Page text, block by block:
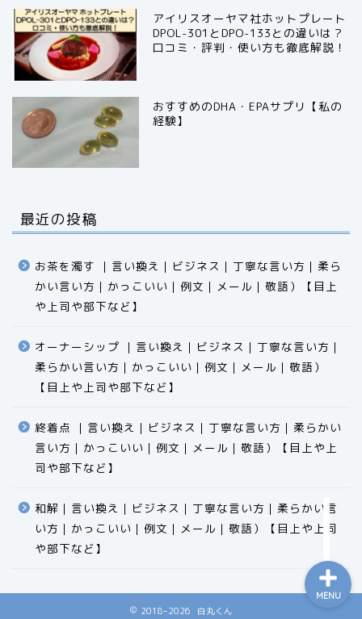
アイリスオーヤマ社ホットプレート
DPOL-301とDPO-133との違いは？
口コミ・評判・使い方も徹底解説！
おすすめのDHA・EPAサプリ【私の
経験】
最近の投稿
お茶を濁す ｜言い換え｜ビジネス｜丁寧な言い方｜柔ら
かい言い方｜かっこいい｜例文｜メール｜敬語）【目上
や上司や部下など】​​​​​​​​​​​​​​​​
オーナーシップ ｜言い換え｜ビジネス｜丁寧な言い方｜
柔らかい言い方｜かっこいい｜例文｜メール｜敬語）
【目上や上司や部下など】​​​​​​​​​​​​​​​​
終着点 ｜言い換え｜ビジネス｜丁寧な言い方｜柔らかい
言い方｜かっこいい｜例文｜メール｜敬語）【目上や上
司や部下など】​​​​​​​​​​​​​​​​
和解｜言い換え｜ビジネス｜丁寧な言い方｜柔らかい言
い方｜かっこいい｜例文｜メール｜敬語）【目上や上司
や部下など】
2018–2026 白丸くん
MENU
食品
科学
ビジネス用語